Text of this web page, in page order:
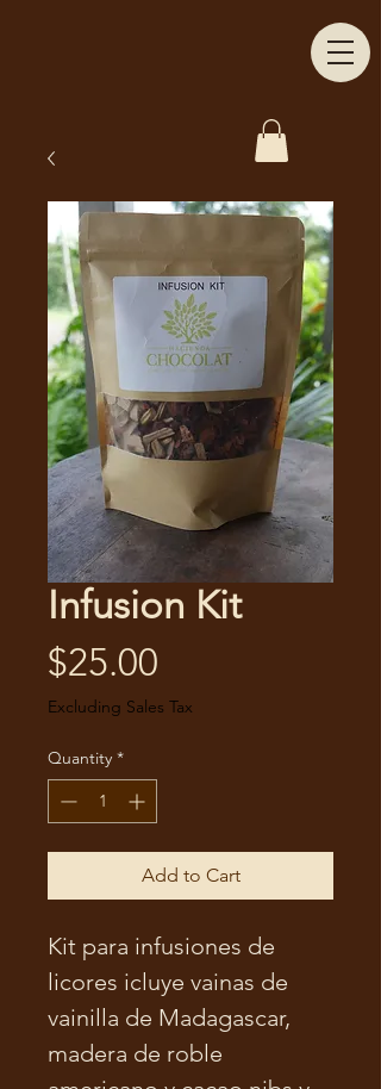
Infusion Kit
$25.00
Excluding Sales Tax
Quantity *
Add to Cart
Kit para infusiones de
licores icluye vainas de
vainilla de Madagascar,
madera de roble